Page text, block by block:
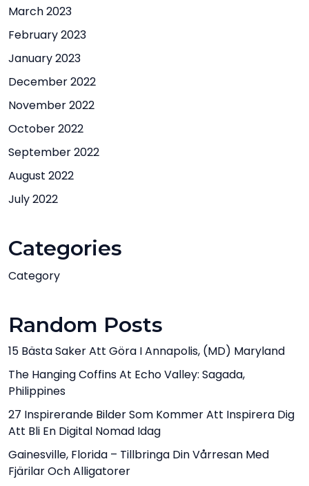
March 2023
February 2023
January 2023
December 2022
November 2022
October 2022
September 2022
August 2022
July 2022
Categories
Category
Random Posts
15 Bästa Saker Att Göra I Annapolis, (MD) Maryland
The Hanging Coffins At Echo Valley: Sagada,
Philippines
27 Inspirerande Bilder Som Kommer Att Inspirera Dig
Att Bli En Digital Nomad Idag
Gainesville, Florida – Tillbringa Din Vårresan Med
Fjärilar Och Alligatorer